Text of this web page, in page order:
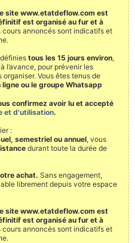
site www.etatdeflow.com est
est organisé au fur et à
cours annoncés sont indicatifs et
tous les 15 jours environ,
l’avance, pour prévenir les
Vous êtes tenus de
ou le groupe Whatsapp
confirmez avoir lu et accepté
et d'utilisation.
:
semestriel ou annuel, vous
durant toute la durée de
achat. Sans engagement,
librement depuis votre espace
site www.etatdeflow.com est
est organisé au fur et à
cours annoncés sont indicatifs et